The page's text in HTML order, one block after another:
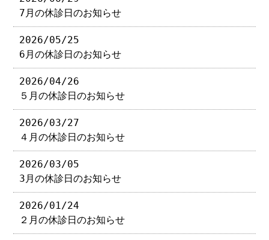
7月の休診日のお知らせ
2026/05/25
6月の休診日のお知らせ
2026/04/26
５月の休診日のお知らせ
2026/03/27
４月の休診日のお知らせ
2026/03/05
3月の休診日のお知らせ
2026/01/24
２月の休診日のお知らせ